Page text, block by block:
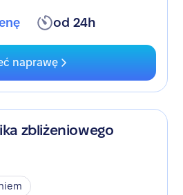
od 24h
naprawę
zbliżeniowego